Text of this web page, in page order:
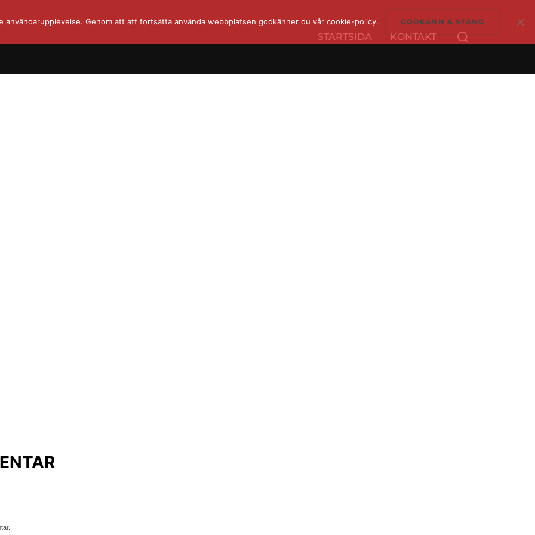
STARTSIDA KONTAKT
Sök
efter:
Genom att att fortsätta använda webbplatsen godkänner du vår cookie-policy. GODKÄNN & STÄNG